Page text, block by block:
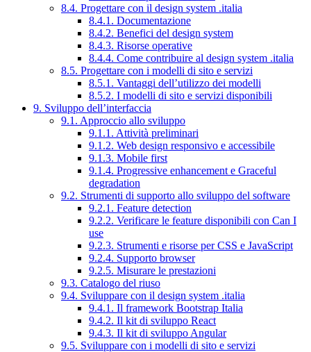
8.4. Progettare con il design system .italia
8.4.1. Documentazione
8.4.2. Benefici del design system
8.4.3. Risorse operative
8.4.4. Come contribuire al design system .italia
8.5. Progettare con i modelli di sito e servizi
8.5.1. Vantaggi dell’utilizzo dei modelli
8.5.2. I modelli di sito e servizi disponibili
9. Sviluppo dell’interfaccia
9.1. Approccio allo sviluppo
9.1.1. Attività preliminari
9.1.2. Web design responsivo e accessibile
9.1.3. Mobile first
9.1.4. Progressive enhancement e Graceful
degradation
9.2. Strumenti di supporto allo sviluppo del software
9.2.1. Feature detection
9.2.2. Verificare le feature disponibili con Can I
use
9.2.3. Strumenti e risorse per CSS e JavaScript
9.2.4. Supporto browser
9.2.5. Misurare le prestazioni
9.3. Catalogo del riuso
9.4. Sviluppare con il design system .italia
9.4.1. Il framework Bootstrap Italia
9.4.2. Il kit di sviluppo React
9.4.3. Il kit di sviluppo Angular
9.5. Sviluppare con i modelli di sito e servizi